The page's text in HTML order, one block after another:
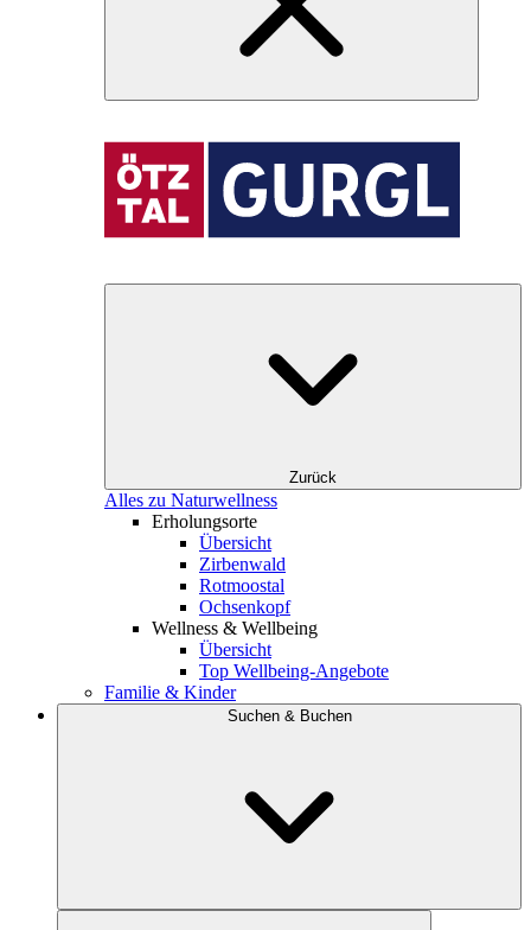
Zurück
Alles zu Naturwellness
Erholungsorte
Übersicht
Zirbenwald
Rotmoostal
Ochsenkopf
Wellness & Wellbeing
Übersicht
Top Wellbeing-Angebote
Familie & Kinder
Suchen & Buchen